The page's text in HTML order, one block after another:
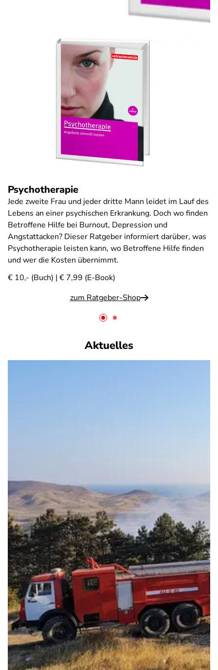
Psychotherapie
Jede zweite Frau und jeder dritte Mann leidet im Lauf des
Lebens an einer psychischen Erkrankung. Doch wo finden
Betroffene Hilfe bei Burnout, Depression und
Angstattacken? Dieser Ratgeber informiert darüber, was
Psychotherapie leisten kann, wo Betroffene Hilfe finden
und wer die Kosten übernimmt.
€ 10,- (Buch) | € 7,99 (E-Book)
zum Ratgeber-Shop
Aktuelles